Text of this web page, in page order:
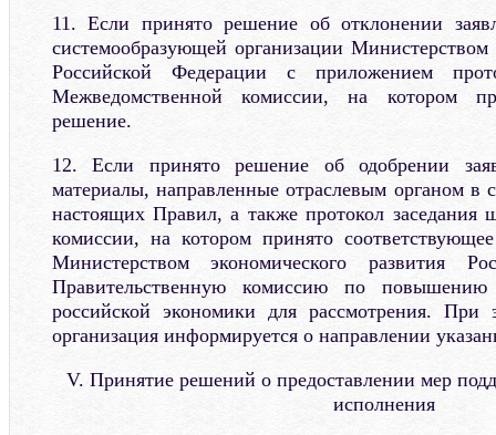
11. Если принято решение об отклонении
системообразующей организации Министерством
Российской Федерации с приложением
Межведомственной комиссии, на котором
решение.
12. Если принято решение об одобрении
материалы, направленные отраслевым органом в
настоящих Правил, а также протокол заседания
комиссии, на котором принято
Министерством экономического развития
Правительственную комиссию по повышению
российской экономики для рассмотрения. При
организация информируется о направлении
V. Принятие решений о предоставлении мер
исполнения